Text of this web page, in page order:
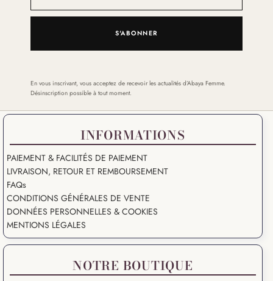
S'ABONNER
En vous inscrivant, vous acceptez de recevoir les actualités d’Abaya Femme.
Désinscription possible à tout moment.
INFORMATIONS
PAIEMENT & FACILITÉS DE PAIEMENT
LIVRAISON, RETOUR ET REMBOURSEMENT
FAQs
CONDITIONS GÉNÉRALES DE VENTE
DONNÉES PERSONNELLES & COOKIES
MENTIONS LÉGALES
NOTRE BOUTIQUE